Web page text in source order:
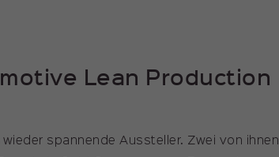
Lean Production
spannende Aussteller. Zwei von ihnen